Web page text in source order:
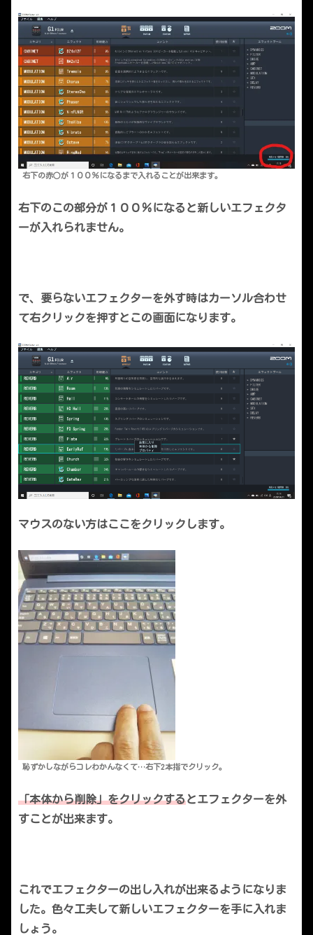
右下の赤○が１００％になるまで入れることが出来ます。
右下のこの部分が１００％になると新しいエフェクタ
ーが入れられません。
で、要らないエフェクターを外す時はカーソル合わせ
て右クリックを押すとこの画面になります。
マウスのない方はここをクリックします。
恥ずかしながらコレわかんなくて…右下2本指でクリック。
「本体から削除」をクリックするとエフェクターを外
すことが出来ます。
これでエフェクターの出し入れが出来るようになりま
した。色々工夫して新しいエフェクターを手に入れま
しょう。